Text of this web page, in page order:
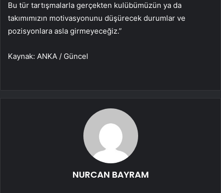
Bu tür tartışmalarla gerçekten kulübümüzün ya da
takımımızın motivasyonunu düşürecek durumlar ve
pozisyonlara asla girmeyeceğiz.”
Kaynak: ANKA / Güncel
NURCAN BAYRAM